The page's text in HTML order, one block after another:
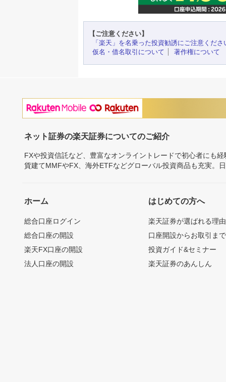
【ご注意ください】
「楽天」を名乗った投資勧誘にご注意くださ
仮名・借名取引について
著作権について
ネット証券の楽天証券についてのご紹介
FXや投資信託など、豊富なオンライントレードで初心者にも
貨建てMMFやFX、海外ETFなどグローバル投資商品も充実。
ホーム
総合口座ログイン
総合口座の開設
楽天FX口座の開設
法人口座の開設
はじめての方へ
楽天証券が選ばれる理由
口座開設からお取引ま
投資ガイド&セミナー
楽天証券のあんしん